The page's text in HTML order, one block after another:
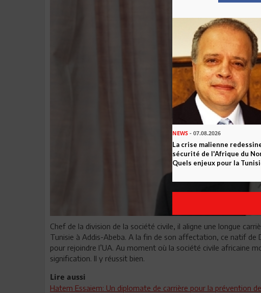
Chef de la division de la société civile, il aligne une longue
Tunisie à Addis-Abeba. A la fin de son affectation, ce natif de
pour rejoindre l’UA. Au moment où la société civile africaine
signification. Il y réussit bien.
Lire aussi
Hatem Essaiem: Un diplomate de carrière pour la prévention
NEWS - 07.08.2026
La crise malienne
sécurité de l'Afrique du
Quels enjeux pour la